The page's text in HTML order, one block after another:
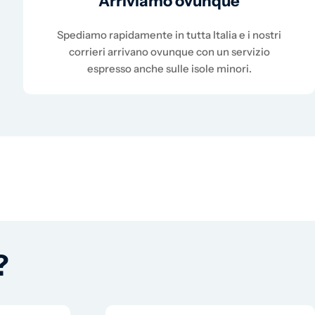
Spediamo rapidamente in tutta Italia e i nostri
corrieri arrivano ovunque con un servizio
espresso anche sulle isole minori.